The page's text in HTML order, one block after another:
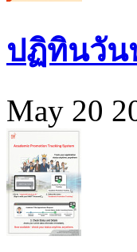
ปฏิทินวัน
May 20